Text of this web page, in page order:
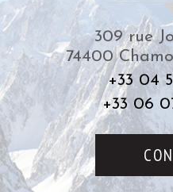
309 rue
74400
+33 04
+33 06